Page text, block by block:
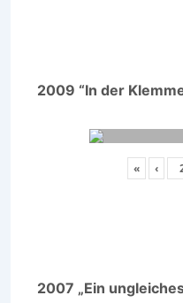
2009 “In der
« ‹
2007 „Ein